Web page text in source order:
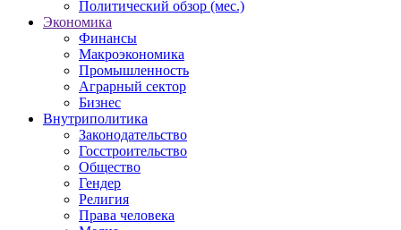
Политический обзор (мес.)
Экономика
Финансы
Макроэкономика
Промышленность
Аграрный сектор
Бизнес
Внутриполитика
Законодательство
Госстроительство
Общество
Гендер
Религия
Права человека